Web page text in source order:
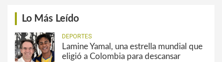
Lo Más Leído
DEPORTES
Lamine Yamal, una estrella mundial que
eligió a Colombia para descansar